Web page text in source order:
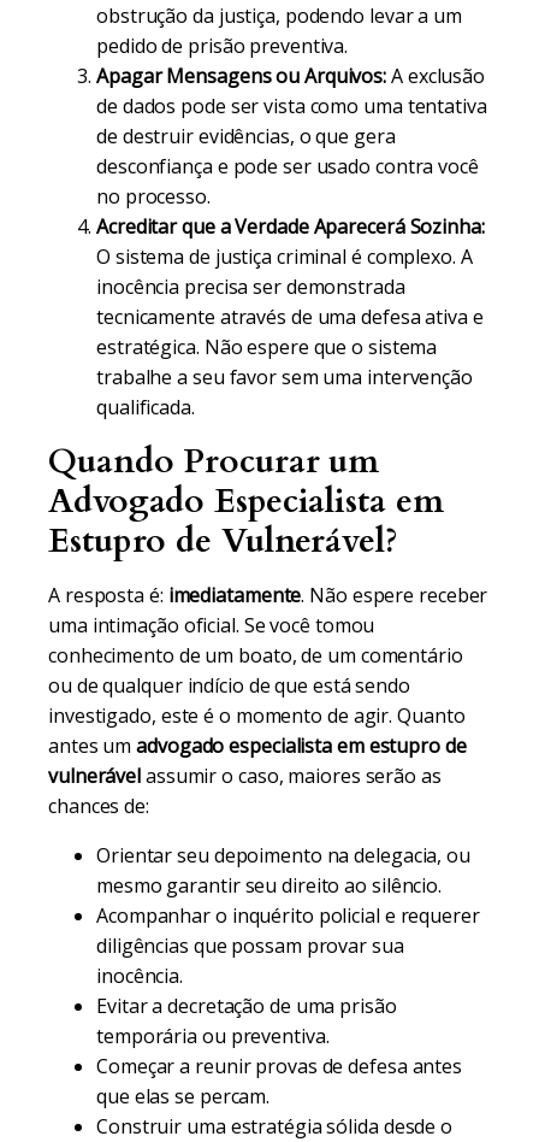
obstrução da justiça, podendo levar a um
pedido de prisão preventiva.
Apagar Mensagens ou Arquivos:A exclusão
de dados pode ser vista como uma tentativa
de destruir evidências, o que gera
desconfiança e pode ser usado contra você
no processo.
Acreditar que a Verdade Aparecerá Sozinha:
O sistema de justiça criminal é complexo. A
inocência precisa ser demonstrada
tecnicamente através de uma defesa ativa e
estratégica. Não espere que o sistema
trabalhe a seu favor sem uma intervenção
qualificada.
Quando Procurar um
Advogado Especialista em
Estupro de Vulnerável?
A resposta é: imediatamente. Não espere receber
uma intimação oficial. Se você tomou
conhecimento de um boato, de um comentário
ou de qualquer indício de que está sendo
investigado, este é o momento de agir. Quanto
antes umadvogado especialista em estupro de
vulnerávelassumir o caso, maiores serão as
chances de:
Orientar seu depoimento na delegacia, ou
mesmo garantir seu direito ao silêncio.
Acompanhar o inquérito policial e requerer
diligências que possam provar sua
inocência.
Evitar a decretação de uma prisão
temporária ou preventiva.
Começar a reunir provas de defesa antes
que elas se percam.
Construir uma estratégia sólida desde o